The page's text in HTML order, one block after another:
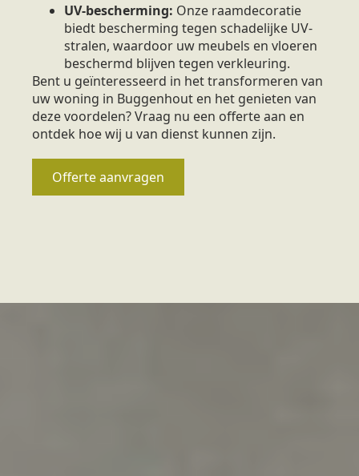
UV-bescherming: Onze raamdecoratie
biedt bescherming tegen schadelijke UV-
stralen, waardoor uw meubels en vloeren
beschermd blijven tegen verkleuring.
Bent u geïnteresseerd in het transformeren van
uw woning in Buggenhout en het genieten van
deze voordelen? Vraag nu een offerte aan en
ontdek hoe wij u van dienst kunnen zijn.
Offerte aanvragen